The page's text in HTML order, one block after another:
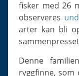
Slugs & Snails
Sea Stars,
Clams & Oysters
Bristle Worms
fisker med 26
observeres
arter kan bli
Denne familien har store øyne og en kort
ryggfinne,